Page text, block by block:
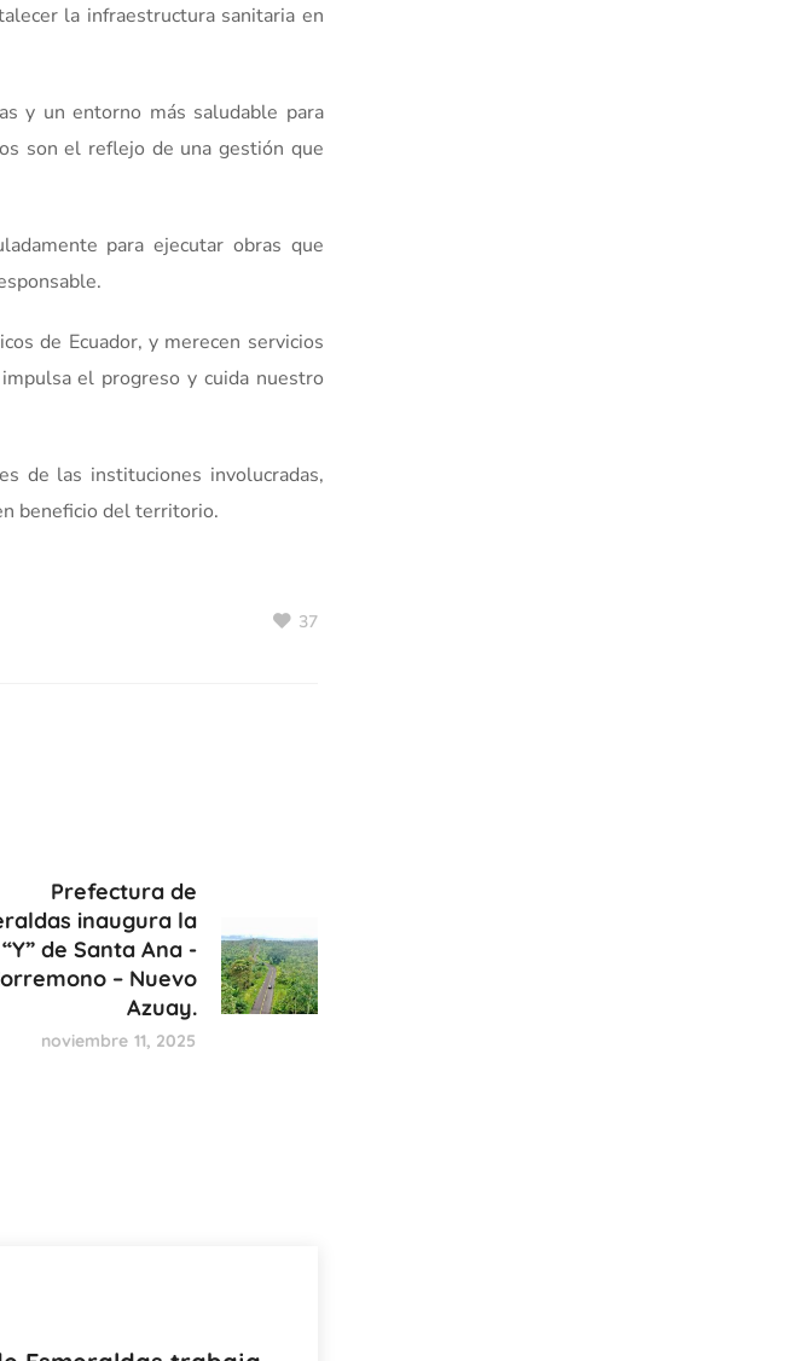
la infraestructura sanitaria en
y un entorno más saludable para
son el reflejo de una gestión que
para ejecutar obras que
de Ecuador, y merecen servicios
el progreso y cuida nuestro
de las instituciones involucradas,
beneficio del territorio.
37
Prefectura de
inaugura la
de Santa Ana -
– Nuevo
Azuay.
noviembre 11, 2025